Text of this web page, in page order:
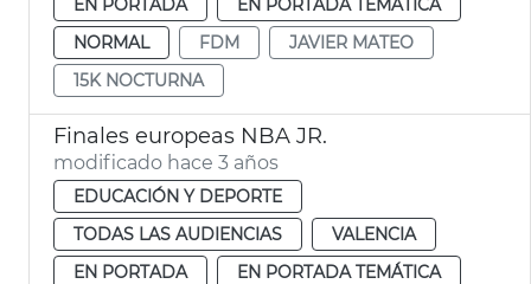
NORMAL
FDM
JAVIER MATEO
15K NOCTURNA
Finales europeas NBA JR.
modificado hace 3 años
EDUCACIÓN Y DEPORTE
TODAS LAS AUDIENCIAS
VALENCIA
EN PORTADA
EN PORTADA TEMÁTICA